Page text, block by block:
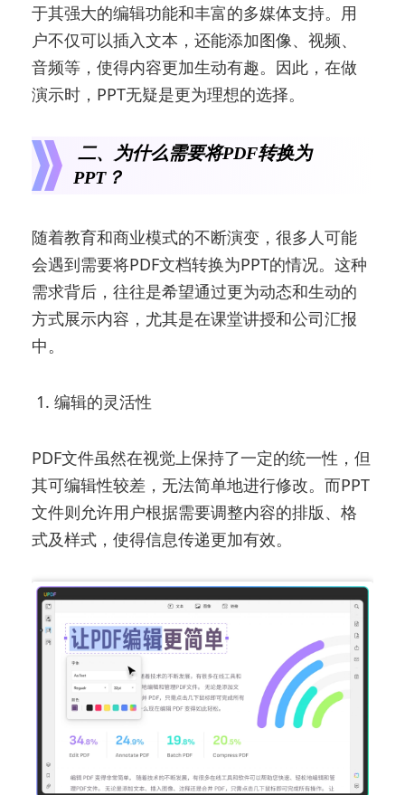
于其强大的编辑功能和丰富的多媒体支持。用
户不仅可以插入文本，还能添加图像、视频、
音频等，使得内容更加生动有趣。因此，在做
演示时，PPT无疑是更为理想的选择。
二、为什么需要将PDF转换为
PPT？
随着教育和商业模式的不断演变，很多人可能
会遇到需要将PDF文档转换为PPT的情况。这种
需求背后，往往是希望通过更为动态和生动的
方式展示内容，尤其是在课堂讲授和公司汇报
中。
1. 编辑的灵活性
PDF文件虽然在视觉上保持了一定的统一性，但
其可编辑性较差，无法简单地进行修改。而PPT
文件则允许用户根据需要调整内容的排版、格
式及样式，使得信息传递更加有效。